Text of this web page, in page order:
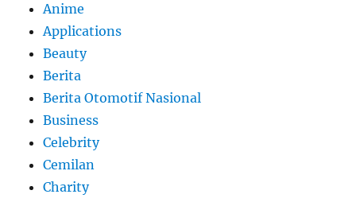
Anime
Applications
Beauty
Berita
Berita Otomotif Nasional
Business
Celebrity
Cemilan
Charity